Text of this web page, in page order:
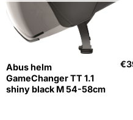
Abus helm
GameChanger TT 1.1
shiny black M 54-58cm
€